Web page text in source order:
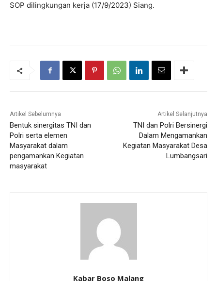
SOP dilingkungan kerja (17/9/2023) Siang.
Artikel Sebelumnya
Bentuk sinergitas TNI dan
Polri serta elemen
Masyarakat dalam
pengamankan Kegiatan
masyarakat
Artikel Selanjutnya
TNI dan Polri Bersinergi
Dalam Mengamankan
Kegiatan Masyarakat Desa
Lumbangsari
Kabar Boso Malang